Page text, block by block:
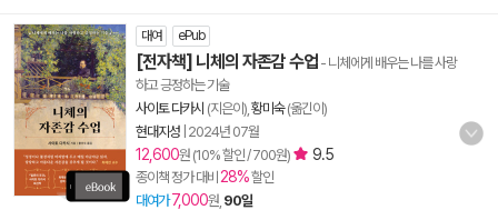
대여 ePub
[전자책] 니체의 자존감 수업 - 니체에게 배우는 나를 사랑
하고 긍정하는 기술
사이토 다카시 (지은이), 황미숙(옮긴이)
현대지성 2024년 07월
12,600원 (10% 할인 / 700원) 9.5
종이책 정가 대비 28%할인
대여가 7,000원, 90일